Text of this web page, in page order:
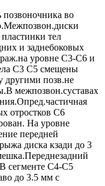
во
тел
и заднебоковых
уровне С3-С6 и
C3 C5 смещены
другими позв.не
межпозвон.суставах
отростков С6
На уровне
передней
диска кзади до 3
сегменте С4-С5
до 3.5 мм с